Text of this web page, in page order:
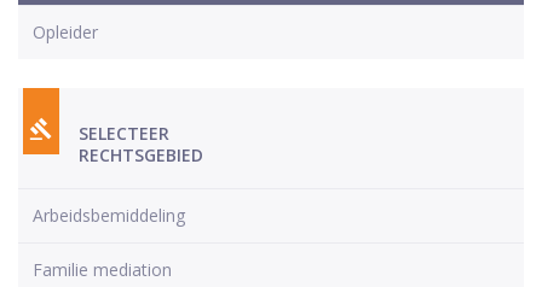
Opleider
SELECTEER
RECHTSGEBIED
Arbeidsbemiddeling
Familie mediation